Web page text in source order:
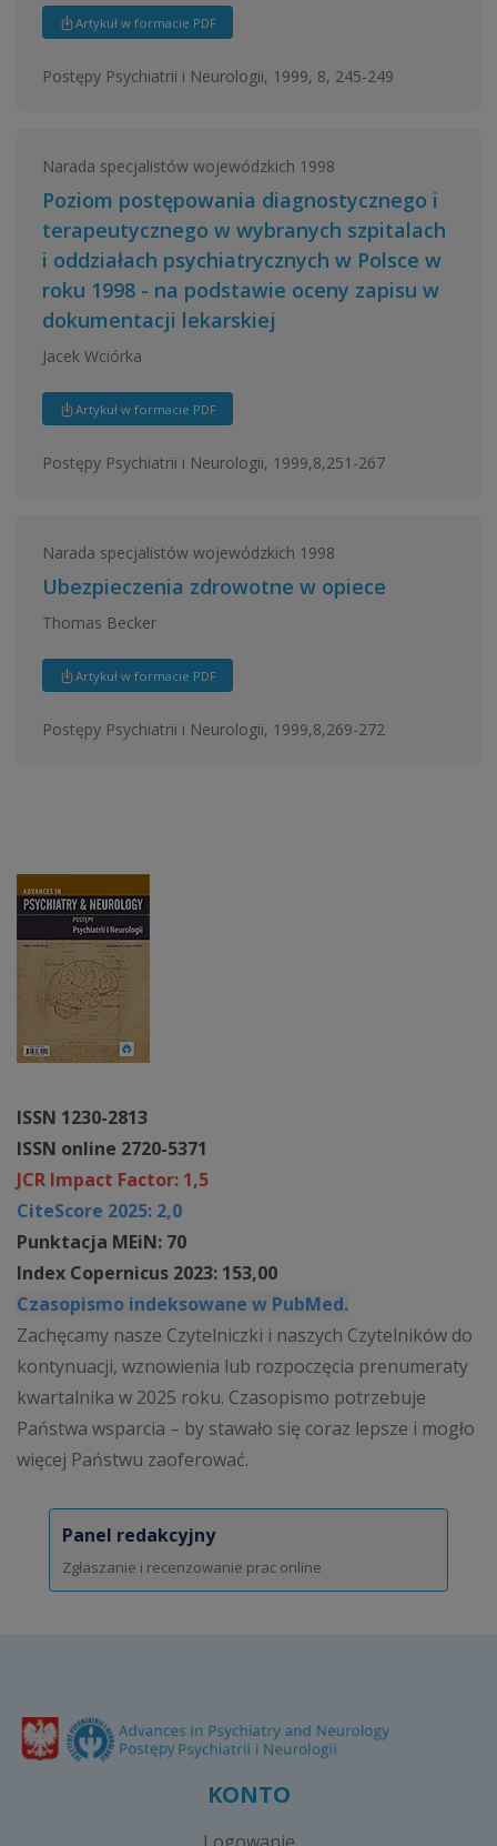
ISSN 1230-2813
ISSN online 2720-5371
JCR Impact Factor: 1,5
CiteScore 2025: 2,0
Punktacja MEiN: 70
Index Copernicus 2023: 153,00
Czasopismo indeksowane w PubMed.
Zachęcamy nasze Czytelniczki i naszych Czytelników do
kontynuacji, wznowienia lub rozpoczęcia prenumeraty
kwartalnika w 2025 roku. Czasopismo potrzebuje
Państwa wsparcia – by stawało się coraz lepsze i mogło
więcej Państwu zaoferować.
Panel redakcyjny
Zgłaszanie i recenzowanie prac online
Artykuł w formacie PDF
Postępy Psychiatrii i Neurologii, 1999, 8, 245-249
Narada specjalistów wojewódzkich 1998
Poziom postępowania diagnostycznego i
terapeutycznego w wybranych szpitalach
i oddziałach psychiatrycznych w Polsce w
roku 1998 - na podstawie oceny zapisu w
dokumentacji lekarskiej
Jacek Wciórka
Artykuł w formacie PDF
Postępy Psychiatrii i Neurologii, 1999,8,251-267
Narada specjalistów wojewódzkich 1998
Ubezpieczenia zdrowotne w opiece
Thomas Becker
Artykuł w formacie PDF
Postępy Psychiatrii i Neurologii, 1999,8,269-272
KONTO